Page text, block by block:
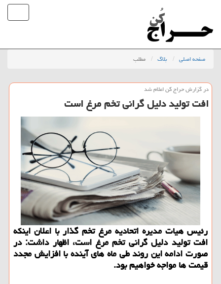
صفحه اصلی بلاگ مطلب
در گزارش حراج كن اعلام شد
افت تولید دلیل گرانی تخم مرغ است
رئیس هیات مدیره اتحادیه مرغ تخم گذار با اعلان اینكه
افت تولید دلیل گرانی تخم مرغ است، اظهار داشت: در
صورت ادامه این روند طی ماه های آینده با افزایش مجدد
قیمت ها مواجه خواهیم بود.